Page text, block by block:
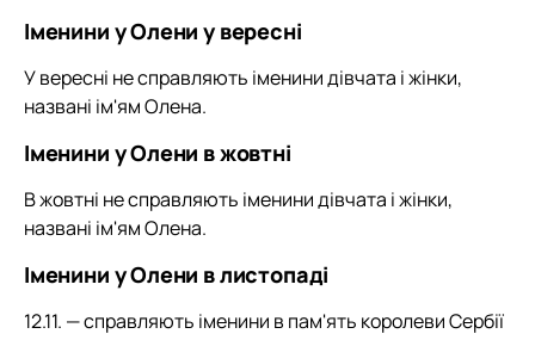
Іменини у Олени у вересні
У вересні не справляють іменини дівчата і жінки,
названі ім'ям Олена.
Іменини у Олени в жовтні
В жовтні не справляють іменини дівчата і жінки,
названі ім'ям Олена.
Іменини у Олени в листопаді
12.11. — справляють іменини в пам'ять королеви Сербії